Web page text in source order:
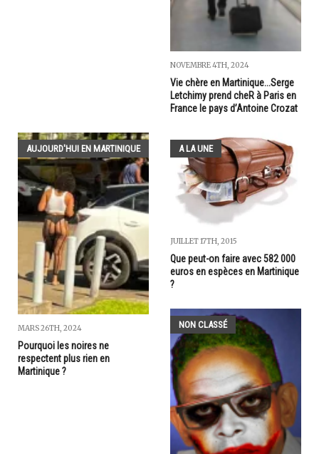
NOVEMBRE 4TH, 2024
Vie chère en Martinique...Serge
Letchimy prend cheR à Paris en
France le pays d’Antoine Crozat
AUJOURD'HUI EN MARTINIQUE
MARS 26TH, 2024
Pourquoi les noires ne
respectent plus rien en
Martinique ?
A LA UNE
JUILLET 17TH, 2015
Que peut-on faire avec 582 000
euros en espèces en Martinique
?
NON CLASSÉ